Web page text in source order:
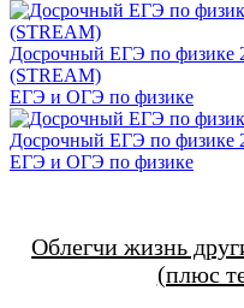
Досрочный ЕГЭ по физике
(STREAM)
ЕГЭ и ОГЭ по физике
Досрочный ЕГЭ по физике
ЕГЭ и ОГЭ по физике
Облегчи жизнь
(плюс